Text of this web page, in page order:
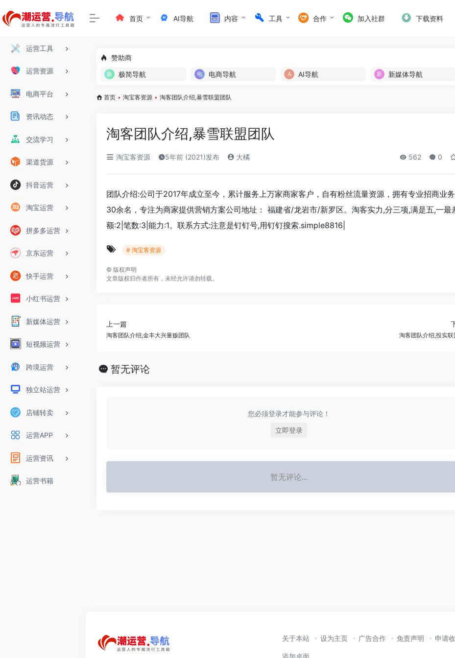
运营工具
运营资源
电商平台
资讯动态
交流学习
渠道货源
抖音运营
淘宝运营
拼多多运营
京东运营
快手运营
小红书运营
新媒体运营
短视频运营
跨境运营
独立站运营
店铺转卖
运营APP
运营资讯
运营书籍
首页 AI导航 内容 工具 合作 加入社群 下载资料
赞助商
极简导航
电商导航 AI导航 新媒体导航
首页 • 淘宝客资源 • 淘客团队介绍,暴雪联盟团队
淘客团队介绍,暴雪联盟团队
淘宝客资源 5年前 (2021)发布 大橘 562 0
团队介绍:公司于2017年成立至今，累计服务上万家商家客户，自有粉丝流量资源，拥有专业招商业
30余名，专注为商家提供营销方案公司地址： 福建省/龙岩市/新罗区。淘客实力,分三项,满是五,一最
额:2|笔数:3|能力:1。联系方式:注意是钉钉号,用钉钉搜索.simple8816|
# 淘宝客资源
© 版权声明
文章版权归作者所有，未经允许请勿转载。
上一篇
淘客团队介绍,金丰大兴量贩团队 淘客团队介绍,投实联
暂无评论
您必须登录才能参与评论！
立即登录
暂无评论...
关于本站 设为主页 广告合作 免责声明 申请
添加桌面